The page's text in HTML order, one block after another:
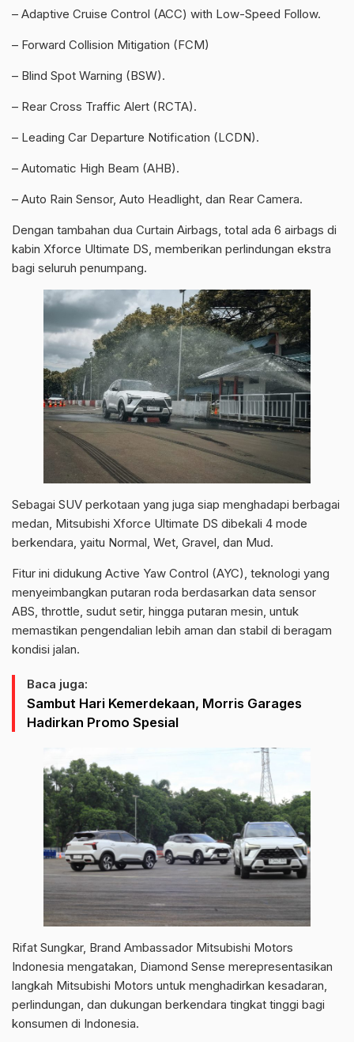
– Adaptive Cruise Control (ACC) with Low-Speed Follow.
– Forward Collision Mitigation (FCM)
– Blind Spot Warning (BSW).
– Rear Cross Traffic Alert (RCTA).
– Leading Car Departure Notification (LCDN).
– Automatic High Beam (AHB).
– Auto Rain Sensor, Auto Headlight, dan Rear Camera.
Dengan tambahan dua Curtain Airbags, total ada 6 airbags di
kabin Xforce Ultimate DS, memberikan perlindungan ekstra
bagi seluruh penumpang.
Sebagai SUV perkotaan yang juga siap menghadapi berbagai
medan, Mitsubishi Xforce Ultimate DS dibekali 4 mode
berkendara, yaitu Normal, Wet, Gravel, dan Mud.
Fitur ini didukung Active Yaw Control (AYC), teknologi yang
menyeimbangkan putaran roda berdasarkan data sensor
ABS, throttle, sudut setir, hingga putaran mesin, untuk
memastikan pengendalian lebih aman dan stabil di beragam
kondisi jalan.
Baca juga:
Sambut Hari Kemerdekaan, Morris Garages
Hadirkan Promo Spesial
Rifat Sungkar, Brand Ambassador Mitsubishi Motors
Indonesia mengatakan, Diamond Sense merepresentasikan
langkah Mitsubishi Motors untuk menghadirkan kesadaran,
perlindungan, dan dukungan berkendara tingkat tinggi bagi
konsumen di Indonesia.